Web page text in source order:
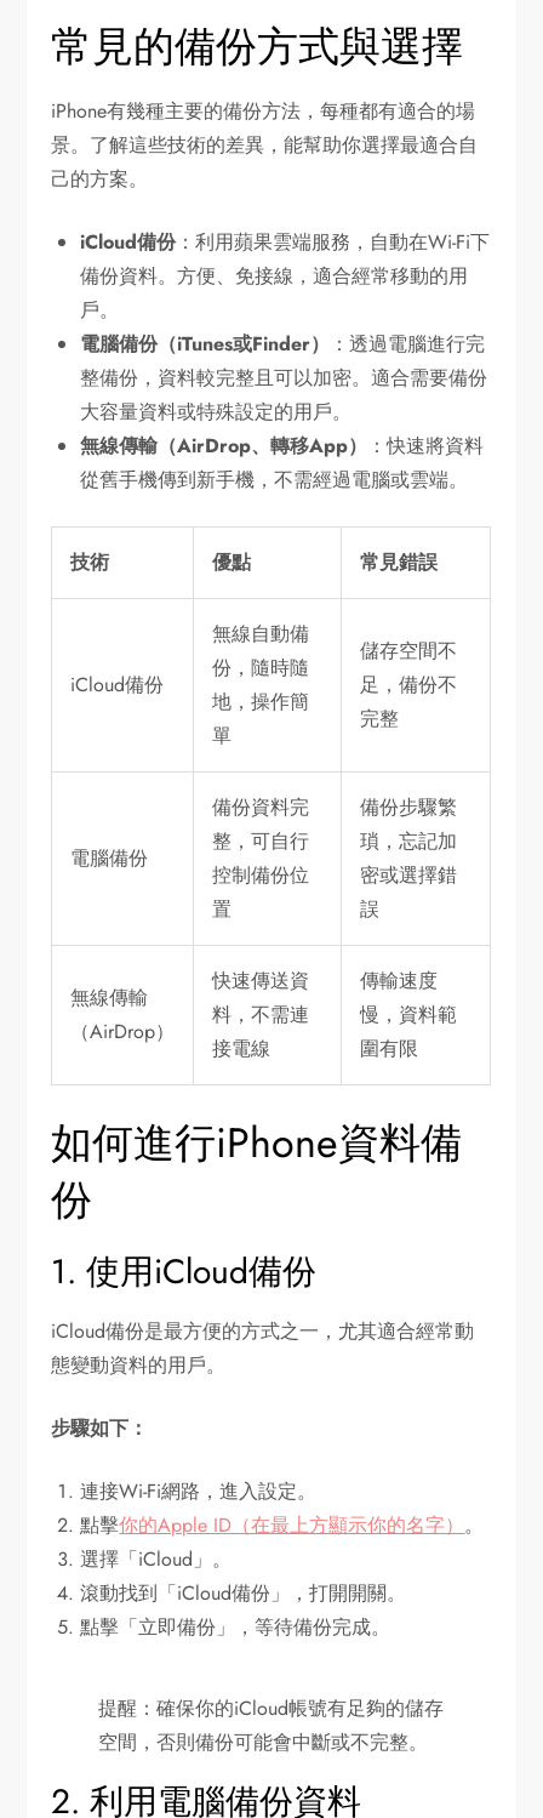
常見的備份方式與選擇
iPhone有幾種主要的備份方法，每種都有適合的場
景。了解這些技術的差異，能幫助你選擇最適合自
己的方案。
iCloud備份：利用蘋果雲端服務，自動在Wi-Fi下
備份資料。方便、免接線，適合經常移動的用
戶。
電腦備份（iTunes或Finder）
：透過電腦進行完
整備份，資料較完整且可以加密。適合需要備份
大容量資料或特殊設定的用戶。
無線傳輸（AirDrop、轉移App）
：快速將資料
從舊手機傳到新手機，不需經過電腦或雲端。
技術 優點 常見錯誤
iCloud備份
無線自動備
份，隨時隨
地，操作簡
單
儲存空間不
足，備份不
完整
電腦備份
備份資料完
整，可自行
控制備份位
置
備份步驟繁
瑣，忘記加
密或選擇錯
誤
無線傳輸
（AirDrop）
快速傳送資
料，不需連
接電線
傳輸速度
慢，資料範
圍有限
如何進行iPhone資料備
份
1. 使用iCloud備份
iCloud備份是最方便的方式之一，尤其適合經常動
態變動資料的用戶。
步驟如下：
連接Wi-Fi網路，進入設定。
點擊你的Apple ID（在最上方顯示你的名字） 。
選擇「iCloud」。
滾動找到「iCloud備份」，打開開關。
點擊「立即備份」，等待備份完成。
提醒：確保你的iCloud帳號有足夠的儲存
空間，否則備份可能會中斷或不完整。
2. 利用電腦備份資料